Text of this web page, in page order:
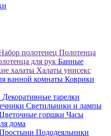
полотенец Полотенца
для рук Банные
халаты Халаты унисекс
ванной комнаты Коврики
Декоративные тарелки
Светильники и лампы
горшки Часы
дома
Пододеяльники